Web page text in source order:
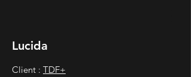
Lucida
Client : TDF+